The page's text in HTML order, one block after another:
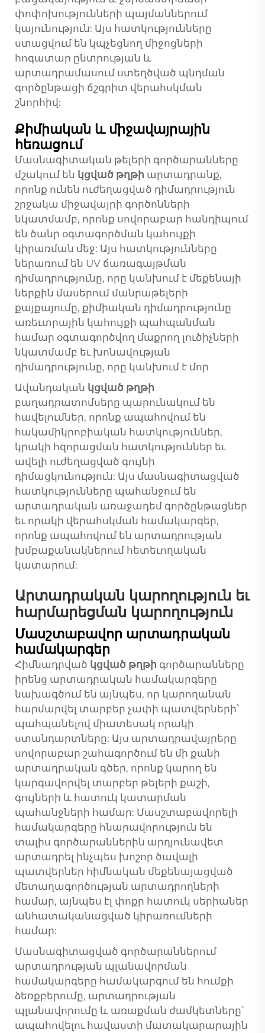
փոփոխությունների պայմաններում
կայունություն: Այս հատկությունները
ստացվում են կպչեցնող միջոցների
հոգատար ընտրության և
արտադրամասում ստեղծված պնդման
գործընթացի ճշգրիտ վերահսկման
շնորհիվ:
Քիմիական և միջավայրային
հեռացում
Մասնագիտական թելերի գործարանները
մշակում են կցված թղթի արտադրանք,
որոնք ունեն ուժեղացված դիմադրություն
շրջակա միջավայրի գործոնների
նկատմամբ, որոնք սովորաբար հանդիպում
են ծանր օգտագործման կահույքի
կիրառման մեջ: Այս հատկությունները
ներառում են UV ճառագայթման
դիմադրությունը, որը կանխում է մեքենայի
ներքին մասերում մանրաթելերի
քայքայումը, քիմիական դիմադրությունը
առեւտրային կահույքի պահպանման
համար օգտագործվող մաքրող լուծիչների
նկատմամբ եւ խոնավության
դիմադրությունը, որը կանխում է մոր
Ավանդական կցված թղթի
բաղադրատոմսերը պարունակում են
հավելումներ, որոնք ապահովում են
հակամիկրոբիական հատկություններ,
կրակի հզորացման հատկություններ եւ
ավելի ուժեղացված գույնի
դիմացկունություն: Այս մասնագիտացված
հատկությունները պահանջում են
արտադրական առաջադեմ գործընթացներ
եւ որակի վերահսկման համակարգեր,
որոնք ապահովում են արտադրության
խմբաքանակներում հետեւողական
կատարում:
Արտադրական կարողություն եւ
հարմարեցման կարողություն
Մասշտաբավոր արտադրական
համակարգեր
Հիմնադրված կցված թղթի գործարանները
իրենց արտադրական համակարգերը
նախագծում են այնպես, որ կարողանան
հարմարվել տարբեր չափի պատվերների՝
պահպանելով միատեսակ որակի
ստանդարտները: Այս արտադրավայրերը
սովորաբար շահագործում են մի քանի
արտադրական գծեր, որոնք կարող են
կարգավորվել տարբեր թելերի քաշի,
գույների և հատուկ կատարման
պահանջների համար: Մասշտաբավորելի
համակարգերը հնարավորություն են
տալիս գործարաններին արդյունավետ
արտադրել ինչպես խոշոր ծավալի
պատվերներ հիմնական մեքենայացված
մետաղագործության արտադրողների
համար, այնպես էլ փոքր հատուկ սերիաներ
անհատականացված կիրառումների
համար:
Մասնագիտացված գործարաններում
արտադրության պլանավորման
համակարգերը համակարգում են հումքի
ձեռքբերումը, արտադրության
պլանավորումը և առաքման ժամկետները՝
ապահովելու հավաստի մատակարարային